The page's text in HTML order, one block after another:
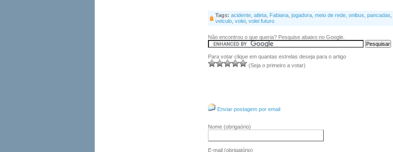
Tags: acidente atleta Fabiana jogadora meio de rede onibus pancadas
veiculo volei volei futuro
Não encontrou o que queria? Pesquise abaixo no Google.
Para votar clique em quantas estrelas deseja para o artigo
(Seja o primeiro a votar)
Enviar postagem por email
Nome (obrigaório)
E-mail (obrigatório)